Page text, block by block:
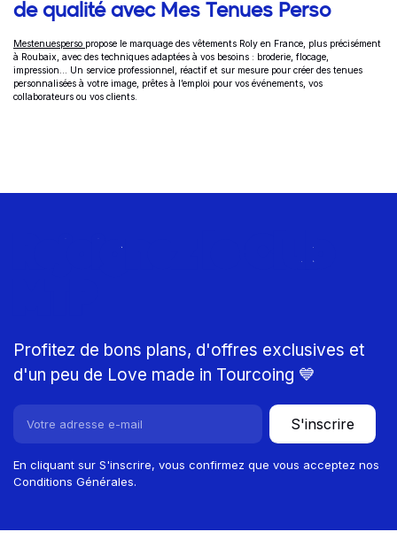
de qualité avec Mes Tenues Perso
Mestenuesperso propose le marquage des vêtements Roly en France, plus précisément
à Roubaix, avec des techniques adaptées à vos besoins : broderie, flocage,
impression… Un service professionnel, réactif et sur mesure pour créer des tenues
personnalisées à votre image, prêtes à l’emploi pour vos événements, vos
collaborateurs ou vos clients.
Rejoignez le Club
Profitez de bons plans, d'offres exclusives et
d'un peu de Love made in Tourcoing 💙
S'inscrire
En cliquant sur S'inscrire, vous confirmez que vous acceptez nos
Conditions Générales.